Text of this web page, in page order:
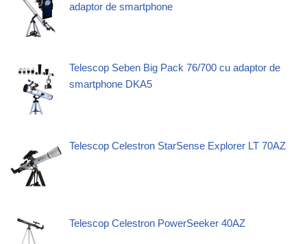
adaptor de smartphone
Telescop Seben Big Pack 76/700 cu adaptor de
smartphone DKA5
Telescop Celestron StarSense Explorer LT 70AZ
Telescop Celestron PowerSeeker 40AZ